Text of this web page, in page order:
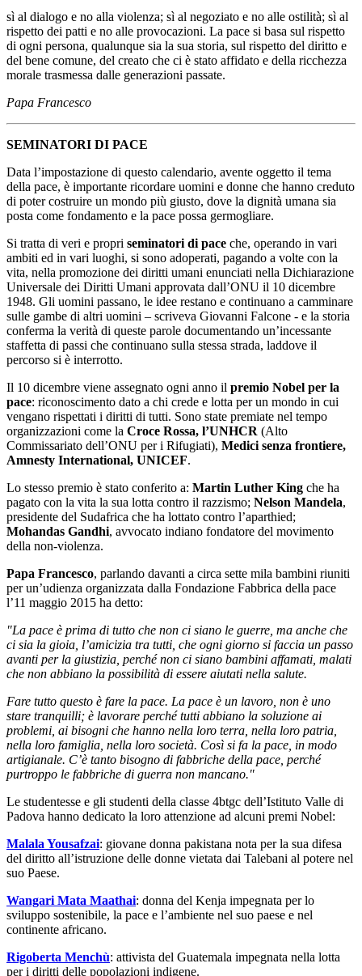
sì al dialogo e no alla violenza; sì al negoziato e no alle ostilità; sì al
rispetto dei patti e no alle provocazioni. La pace si basa sul rispetto
di ogni persona, qualunque sia la sua storia, sul rispetto del diritto e
del bene comune, del creato che ci è stato affidato e della ricchezza
morale trasmessa dalle generazioni passate.
Papa Francesco
SEMINATORI DI PACE
Data l’impostazione di questo calendario, avente oggetto il tema
della pace, è importante ricordare uomini e donne che hanno creduto
di poter costruire un mondo più giusto, dove la dignità umana sia
posta come fondamento e la pace possa germogliare.
Si tratta di veri e propri seminatori di pace che, operando in vari
ambiti ed in vari luoghi, si sono adoperati, pagando a volte con la
vita, nella promozione dei diritti umani enunciati nella Dichiarazione
Universale dei Diritti Umani approvata dall’ONU il 10 dicembre
1948. Gli uomini passano, le idee restano e continuano a camminare
sulle gambe di altri uomini – scriveva Giovanni Falcone - e la storia
conferma la verità di queste parole documentando un’incessante
staffetta di passi che continuano sulla stessa strada, laddove il
percorso si è interrotto.
Il 10 dicembre viene assegnato ogni anno il premio Nobel per la
pace: riconoscimento dato a chi crede e lotta per un mondo in cui
vengano rispettati i diritti di tutti. Sono state premiate nel tempo
organizzazioni come la Croce Rossa, l’UNHCR (Alto
Commissariato dell’ONU per i Rifugiati), Medici senza frontiere,
Amnesty International, UNICEF.
Lo stesso premio è stato conferito a: Martin Luther King che ha
pagato con la vita la sua lotta contro il razzismo; Nelson Mandela,
presidente del Sudafrica che ha lottato contro l’aparthied;
Mohandas Gandhi, avvocato indiano fondatore del movimento
della non-violenza.
Papa Francesco, parlando davanti a circa sette mila bambini riuniti
per un’udienza organizzata dalla Fondazione Fabbrica della pace
l’11 maggio 2015 ha detto:
"La pace è prima di tutto che non ci siano le guerre, ma anche che
ci sia la gioia, l’amicizia tra tutti, che ogni giorno si faccia un passo
avanti per la giustizia, perché non ci siano bambini affamati, malati
che non abbiano la possibilità di essere aiutati nella salute.
Fare tutto questo è fare la pace. La pace è un lavoro, non è uno
stare tranquilli; è lavorare perché tutti abbiano la soluzione ai
problemi, ai bisogni che hanno nella loro terra, nella loro patria,
nella loro famiglia, nella loro società. Così si fa la pace, in modo
artigianale. C’è tanto bisogno di fabbriche della pace, perché
purtroppo le fabbriche di guerra non mancano."
Le studentesse e gli studenti della classe 4btgc dell’Istituto Valle di
Padova hanno dedicato la loro attenzione ad alcuni premi Nobel:
Malala Yousafzai: giovane donna pakistana nota per la sua difesa
del diritto all’istruzione delle donne vietata dai Talebani al potere nel
suo Paese.
Wangari Mata Maathai: donna del Kenja impegnata per lo
sviluppo sostenibile, la pace e l’ambiente nel suo paese e nel
continente africano.
Rigoberta Menchù: attivista del Guatemala impegnata nella lotta
per i diritti delle popolazioni indigene.